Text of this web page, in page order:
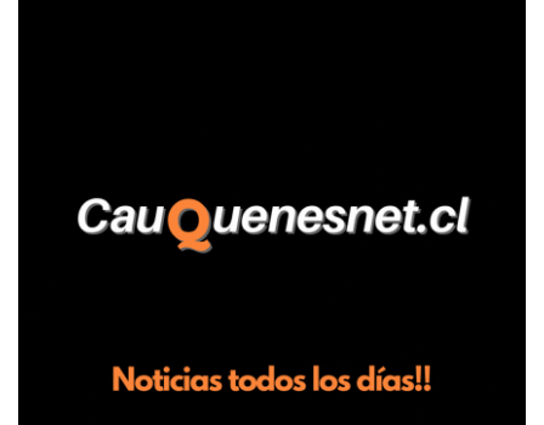
trabajadores, el edil descendió del vehículo y, en medio de la
confrontación, la habría tomado de los hombros, empujado al
suelo y agredido con golpes de pies y manos, mientr...